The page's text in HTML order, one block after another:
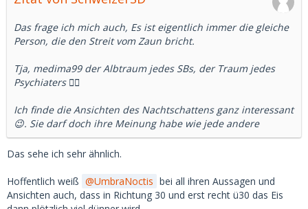
Können wir uns darauf einigen, dass es eine kulturell
geprägt Idealvorstellung ist, die aber mit der russischen
Das frage ich mich auch, Es ist eigentlich immer die gleiche
Person, die den Streit vom Zaun bricht.
Tja, medima99 der Albtraum jedes SBs, der Traum jedes
Psychiaters 🤷‍♂️
Ich finde die Ansichten des Nachtschattens ganz interessant
😉. Sie darf doch ihre Meinung habe wie jede andere
Das sehe ich sehr ähnlich.
Hoffentlich weiß UmbraNoctis bei all ihren Aussagen und
Ansichten auch, dass in Richtung 30 und erst recht ü30 das Eis